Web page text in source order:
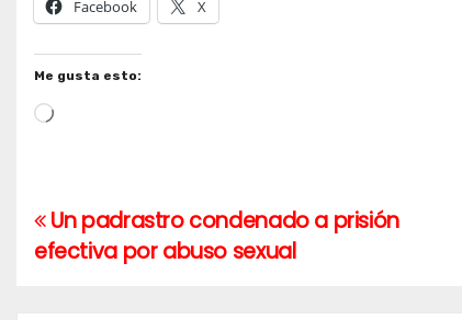
Facebook X
Me gusta esto:
Cargando...
Navegación
de
Un padrastro condenado a prisión
efectiva por abuso sexual